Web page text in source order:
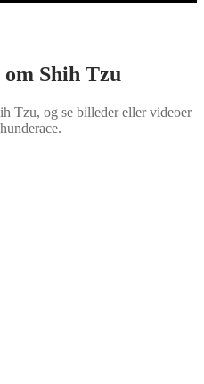
Shih Tzu
Tzu, og se billeder eller videoer